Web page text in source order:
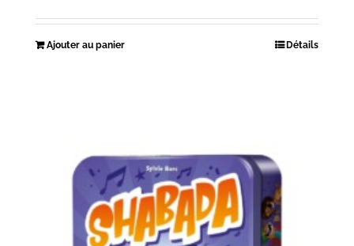
Ajouter au panier Détails